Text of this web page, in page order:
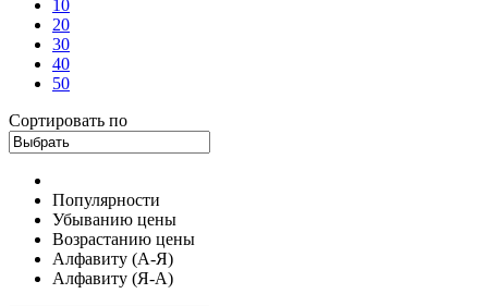
10
20
30
40
50
Сортировать по
Популярности
Убыванию цены
Возрастанию цены
Алфавиту (А-Я)
Алфавиту (Я-А)